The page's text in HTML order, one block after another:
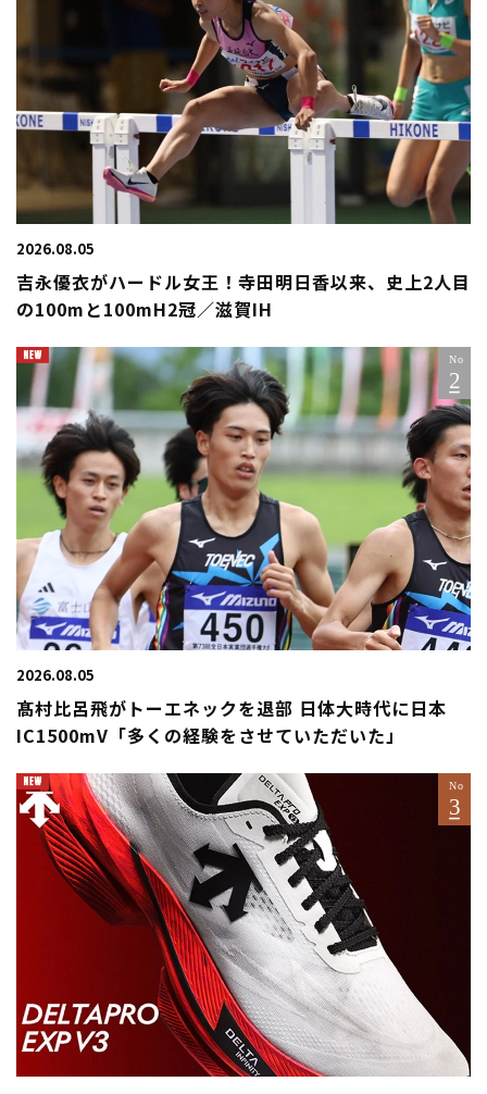
2026.08.05
吉永優衣がハードル女王！寺田明日香以来、史上2人目
の100mと100mH2冠／滋賀IH
2026.08.05
髙村比呂飛がトーエネックを退部 日体大時代に日本
IC1500mV「多くの経験をさせていただいた」